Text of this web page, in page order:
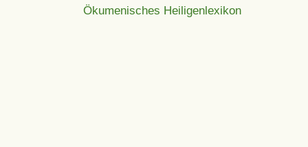
Ökumenisches Heiligenlexikon